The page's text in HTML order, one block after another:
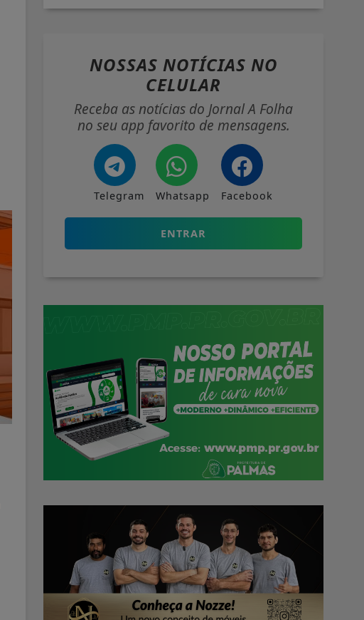
NOSSAS NOTÍCIAS NO
CELULAR
Receba as notícias do Jornal A Folha
no seu app favorito de mensagens.
Telegram Whatsapp Facebook
ENTRAR